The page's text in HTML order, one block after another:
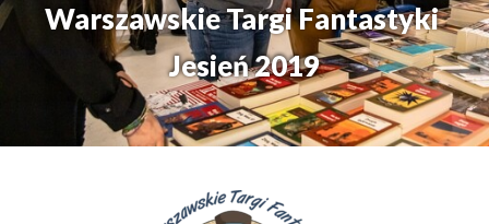
Warszawskie Targi Fantastyki
Jesień 2019